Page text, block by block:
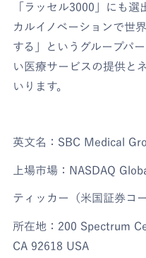
「ラッセル3000」にも選
カルイノベーションで世
する」というグループパ
い医療サービスの提供と
いります。
英文名：SBC Medical
上場市場：NASDAQ
ティッカー（米国証券コ
所在地：200 Spectrum
CA 92618 USA